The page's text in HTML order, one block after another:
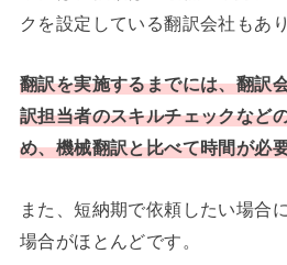
クを設定している翻訳会社もあり
翻訳を実施するまでには、翻訳
訳担当者のスキルチェックなど
め、機械翻訳と比べて時間が必
また、短納期で依頼したい場合
場合がほとんどです。